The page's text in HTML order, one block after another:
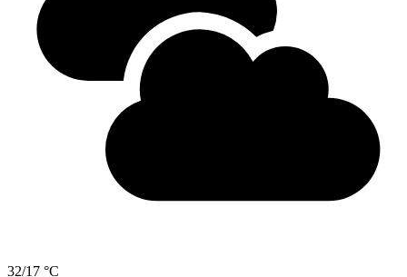
32/17 °C